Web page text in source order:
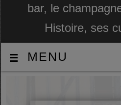
bar, le
Histoire, ses
MENU